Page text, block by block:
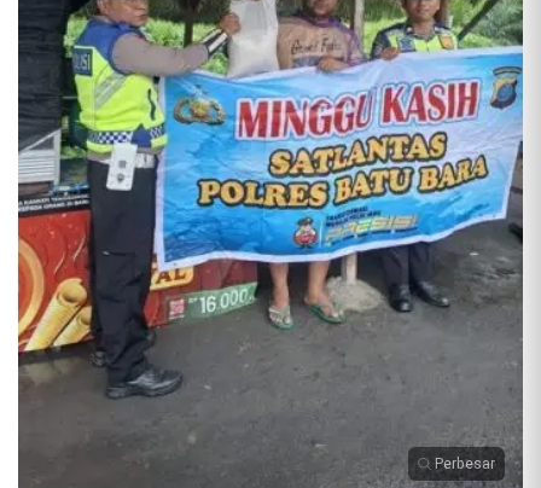
Perbesar